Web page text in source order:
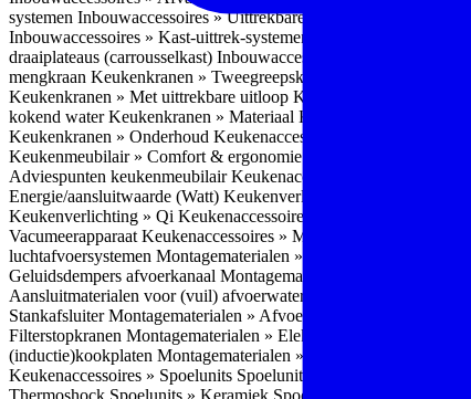
systemen Inbouwaccessoires » Uittrekbare ladesystemen
Inbouwaccessoires » Kast-uittrek-systemen
draaiplateaus (carrousselkast) Inbouwaccessoires » Onderhoud
mengkraan Keukenkranen » Tweegreepskraan
Keukenkranen » Met uittrekbare uitloop Keukenkranen »
kokend waterKeukenkranen » Materiaal Keukenkranen » Pvd
Keukenkranen » Onderhoud Keukenaccessoires »
Keukenmeubilair » Comfort & ergonomie
Adviespunten keukenmeubilairKeukenaccessoires »
Energie/aansluitwaarde (Watt) Keukenverlichting » Leddriver
Keukenverlichting » Qi Keukenaccessoires » Losse
Vacumeerapparaat Keukenaccessoires » Montagematerialen
luchtafvoersystemen Montagematerialen » Flexibele (ronde)
Geluidsdempers afvoerkanaal Montagematerialen »
Aansluitmaterialen voor (vuil) afvoerwater sifons
StankafsluiterMontagematerialen » Afvoerpluggen t.b.v.
Filterstopkranen Montagematerialen » Elektra aansluitmateriaal
(inductie)kookplaten Montagematerialen » Combiregelaar
Keukenaccessoires » Spoelunits Spoelunits » Types/soorten